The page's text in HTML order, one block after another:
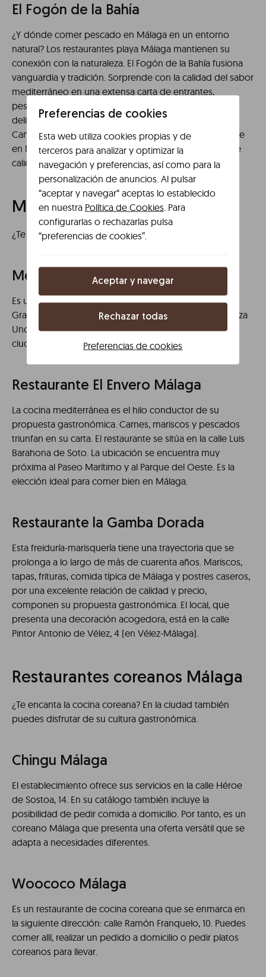
El Fogón de la Bahía
¿Y dónde comer pescado en Málaga en un entorno
natural? Los restaurantes playa Málaga mantienen su
conexión con la naturaleza. El Fogón de la Bahía fusiona
vanguardia y tradición. Sorprende con la calidad del sabor
mediterráneo en una extensa carta de entrantes,
pescados, mariscos, una gran variedad de arroces y
deliciosos postres. El local se sitúa en la calle Fernando
Camino, número 15. Si te preguntas donde comer carne
en Málaga, El Fogón de la Bahía ofrece un producto de
calidad.
Málaga Restaurantes típicos
¿Te gustaría visitar los restaurantes típicos de Málaga?
Mesón Mariano Málaga
Es un restaurante malagueño situado en la calle
Granados, 2. El local se encuentra muy próximo a la Plaza
Uncibay. Es un referente en cocina tradicional en la
ciudad.
Restaurante El Envero Málaga
La cocina mediterránea es el hilo conductor de su
propuesta gastronómica. Carnes, mariscos y pescados
triunfan en su carta. El restaurante se sitúa en la calle Luis
Barahona de Soto. La ubicación se encuentra muy
próxima al Paseo Marítimo y al Parque del Oeste. Es la
elección ideal para comer bien en Málaga.
Restaurante la Gamba Dorada
Esta freiduría-marisquería tiene una trayectoria que se
prolonga a lo largo de más de cuarenta años. Mariscos,
tapas, frituras, comida típica de Málaga y postres caseros,
por una excelente relación de calidad y precio,
componen su propuesta gastronómica. El local, que
presenta una decoración acogedora, está en la calle
Pintor Antonio de Vélez, 4 (en Vélez-Málaga).
Restaurantes coreanos Málaga
¿Te encanta la cocina coreana? En la ciudad también
puedes disfrutar de su cultura gastronómica.
Chingu Málaga
El establecimiento ofrece sus servicios en la calle Héroe
de Sostoa, 14. En su catálogo también incluye la
posibilidad de pedir comida a domicilio. Por tanto, es un
coreano Málaga que presenta una oferta versátil que se
adapta a necesidades diferentes.
Woococo Málaga
Es un restaurante de cocina coreana que se enmarca en
la siguiente dirección: calle Ramón Franquelo, 10. Puedes
comer allí, realizar un pedido a domicilio o pedir platos
coreanos para llevar.
Preferencias de cookies
Esta web utiliza cookies propias y de
terceros para analizar y optimizar la
navegación y preferencias, así como para la
personalización de anuncios. Al pulsar
“aceptar y navegar“ aceptas lo establecido
en nuestra Política de Cookies. Para
configurarlas o rechazarlas pulsa
“preferencias de cookies”.
Aceptar y navegar
Rechazar todas
Preferencias de cookies